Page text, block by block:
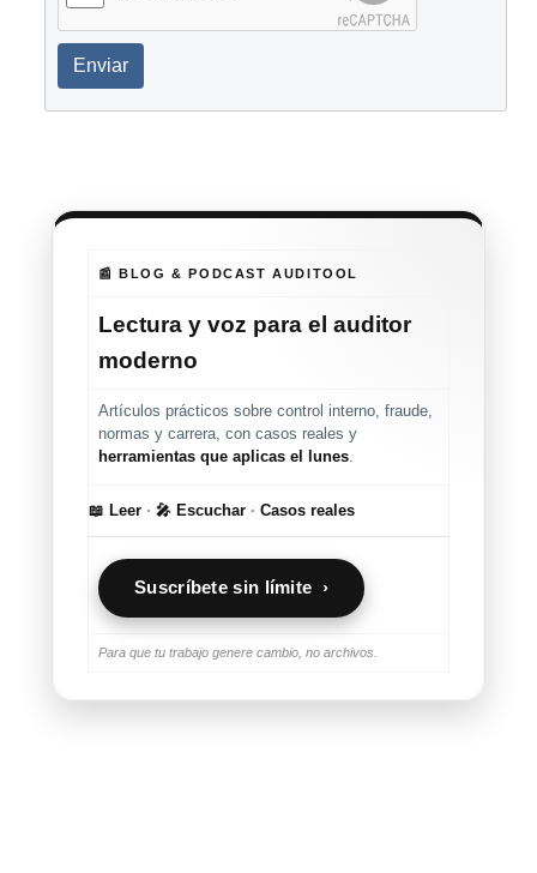
Enviar
📰 BLOG & PODCAST AUDITOOL
Lectura y voz para el auditor
moderno
Artículos prácticos sobre control interno, fraude,
normas y carrera, con casos reales y
herramientas que aplicas el lunes.
📖 Leer · 🎤 Escuchar · Casos reales
Suscríbete sin límite ›
Para que tu trabajo genere cambio, no archivos.